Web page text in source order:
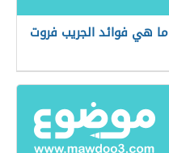
ما هي فوائد الجريب فروت